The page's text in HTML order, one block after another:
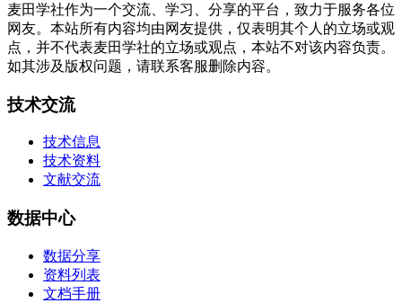
麦田学社作为一个交流、学习、分享的平台，致力于服务各位
网友。本站所有内容均由网友提供，仅表明其个人的立场或观
点，并不代表麦田学社的立场或观点，本站不对该内容负责。
如其涉及版权问题，请联系客服删除内容。
技术交流
技术信息
技术资料
文献交流
数据中心
数据分享
资料列表
文档手册